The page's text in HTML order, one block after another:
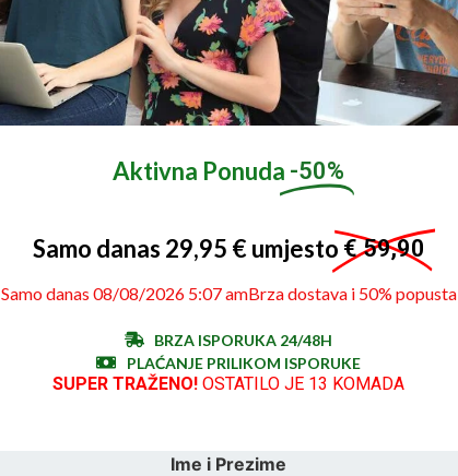
Aktivna Ponuda -50%
Samo danas 29,95 € umjesto € 59,90
Samo danas 08/08/2026 5:07 amBrza dostava i 50% popusta
BRZA ISPORUKA 24/48H
PLAĆANJE PRILIKOM ISPORUKE
SUPER TRAŽENO! OSTATILO JE 13 KOMADA
Ime i Prezime